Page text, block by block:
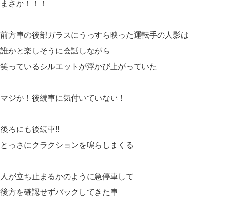
まさか︎！！！
前方車の後部ガラスにうっすら映った運転手の人影は
誰かと楽しそうに会話しながら
笑っているシルエットが浮かび上がっていた
マジか！後続車に気付いていない！
後ろにも後続車!!
とっさにクラクションを鳴らしまくる
人が立ち止まるかのように急停車して
後方を確認せずバックしてきた車